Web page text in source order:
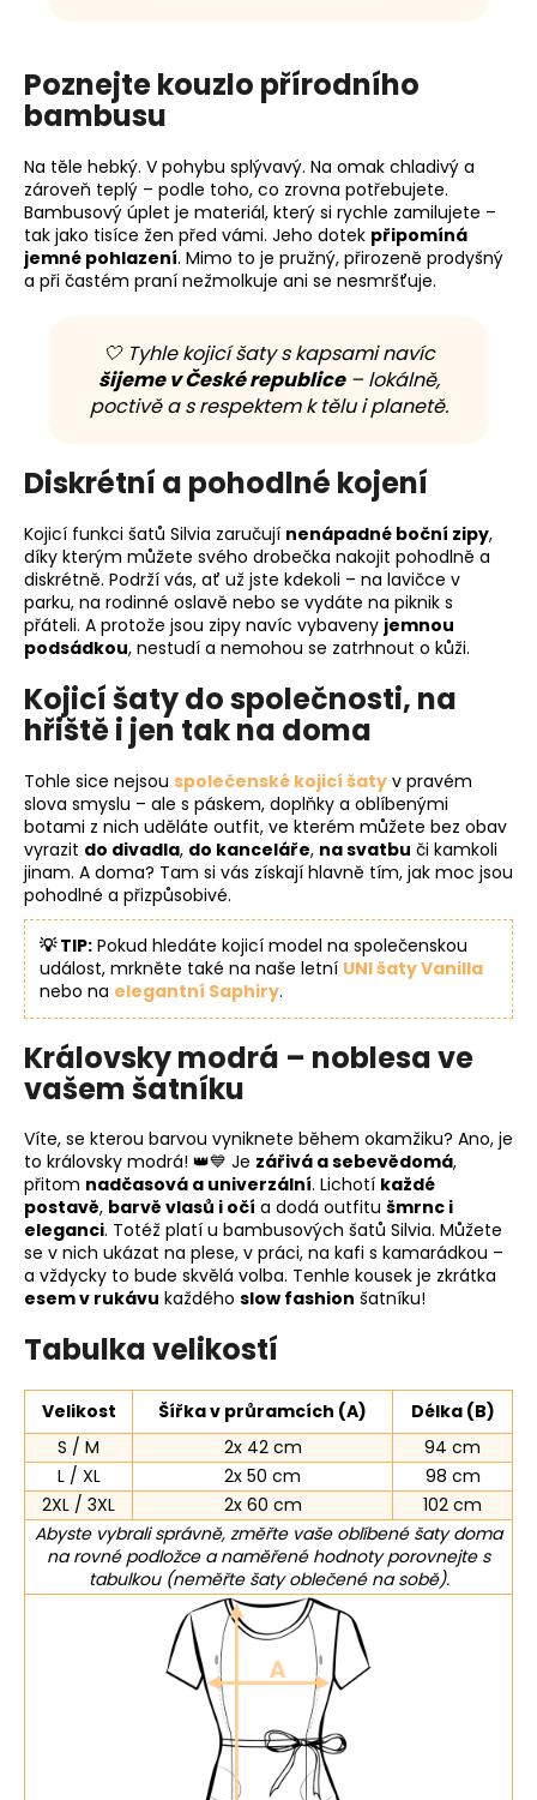
Poznejte kouzlo přírodního
bambusu
Na těle hebký. V pohybu splývavý. Na omak chladivý a
zároveň teplý – podle toho, co zrovna potřebujete.
Bambusový úplet je materiál, který si rychle zamilujete –
tak jako tisíce žen před vámi. Jeho dotek připomíná
jemné pohlazení. Mimo to je pružný, přirozeně prodyšný
a při častém praní nežmolkuje ani se nesmršťuje.
🤍 Tyhle kojicí šaty s kapsami navíc
šijeme v České republice– lokálně,
poctivě a s respektem k tělu i planetě.
Diskrétní a pohodlné kojení
Kojicí funkci šatů Silvia zaručují nenápadné boční zipy,
díky kterým můžete svého drobečka nakojit pohodlně a
diskrétně. Podrží vás, ať už jste kdekoli – na lavičce v
parku, na rodinné oslavě nebo se vydáte na piknik s
přáteli. A protože jsou zipy navíc vybaveny jemnou
podsádkou, nestudí a nemohou se zatrhnout o kůži.
Kojicí šaty do společnosti, na
hřiště i jen tak na doma
Tohle sice nejsou společenské kojicí šaty v pravém
slova smyslu – ale s páskem, doplňky a oblíbenými
botami z nich uděláte outfit, ve kterém můžete bez obav
vyrazit do divadla, do kanceláře, na svatbu či kamkoli
jinam. A doma? Tam si vás získají hlavně tím, jak moc jsou
pohodlné a přizpůsobivé.
💡 TIP: Pokud hledáte kojicí model na společenskou
událost, mrkněte také na naše letní UNI šaty Vanilla
nebo na elegantní Saphiry.
Královsky modrá – noblesa ve
vašem šatníku
Víte, se kterou barvou vyniknete během okamžiku? Ano, je
to královsky modrá! 👑💙 Je zářivá a sebevědomá,
přitom nadčasová a univerzální. Lichotí každé
postavě, barvě vlasů i očí a dodá outfitu šmrnc i
eleganci. Totéž platí u bambusových šatů Silvia. Můžete
se v nich ukázat na plese, v práci, na kafi s kamarádkou –
a vždycky to bude skvělá volba. Tenhle kousek je zkrátka
esem v rukávu každého slow fashion šatníku!
Tabulka velikostí
Velikost Šířka v průramcích (A)
Délka (B)
S / M
2x 42 cm
94 cm
L / XL
2x 50 cm
98 cm
2XL / 3XL
2x 60 cm
102 cm
Abyste vybrali správně, změřte vaše oblíbené šaty doma
na rovné podložce a naměřené hodnoty porovnejte s
tabulkou (neměřte šaty oblečené na sobě).